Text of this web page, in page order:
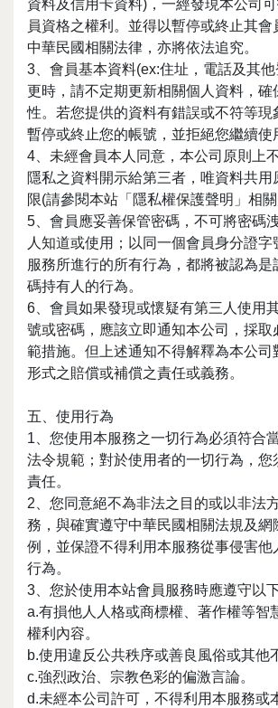
資料及信用卡資料)，一經發現本公司
員資格之權利。並得以暫停或終止其會
中華民國相關法律，亦將依法追究。
3、會員基本資料(ex:住址，電話及其
更時，請不定期更新相關個人資料，確
性。若您提供的資料有錯誤或不符等現
暫停或終止您的帳號，並拒絕您繼續使
4、未經會員本人同意，本公司原則上
隱私之資料開示給第三者，唯資料共用
限(請參閱本站「隱私權保護聲明」相關
5、會員應妥善保管密碼，不可將密碼
人知道或使用；以同一個會員身分證字
服務所進行的所有行為，都將被認為是
碼持有人的行為。
6、會員如果發現或懷疑有第三人使用
號或密碼，應該立即通知本公司，採取
範措施。但上述通知不得解釋為本公司
形式之賠償或補償之責任或義務。
五、使用行為
1、您使用本服務之一切行為必須符合
法令規範；對於使用者的一切行為，您
責任。
2、您同意絕不為非法之目的或以非法
務，與確實遵守中華民國相關法規及網
例，並保證不得利用本服務從事侵害他
行為。
3、您於使用本站會員服務時應遵守以
a.有損他人人格或商標權、著作權等智
權利內容。
b.使用違反公共秩序或善良風俗或其他
c.強烈政治、宗教色彩的偏激言論。
d.未經本公司許可，不得利用本服務或